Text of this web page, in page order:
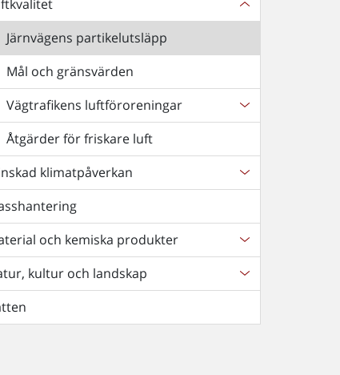
Järnvägens partikelutsläpp
Mål och gränsvärden
Vägtrafikens luftföroreningar
Åtgärder för friskare luft
klimatpåverkan
och kemiska produkter
kultur och landskap